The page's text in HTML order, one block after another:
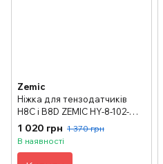
Zemic
Ніжка для тензодатчиків
H8C і B8D ZEMIC HY-8-102-
0,5/2t (сталь)
1 020 грн 1 370 грн
В наявності